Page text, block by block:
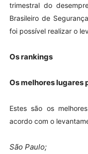
trimestral do
Brasileiro de
foi possível realizar o
Os rankings
Os melhores lugares
Estes são os
acordo com o
São Paulo;